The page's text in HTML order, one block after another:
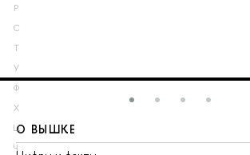
Р
С
Т
У
Ф
Х
Ц
Ч
О ВЫШКЕ